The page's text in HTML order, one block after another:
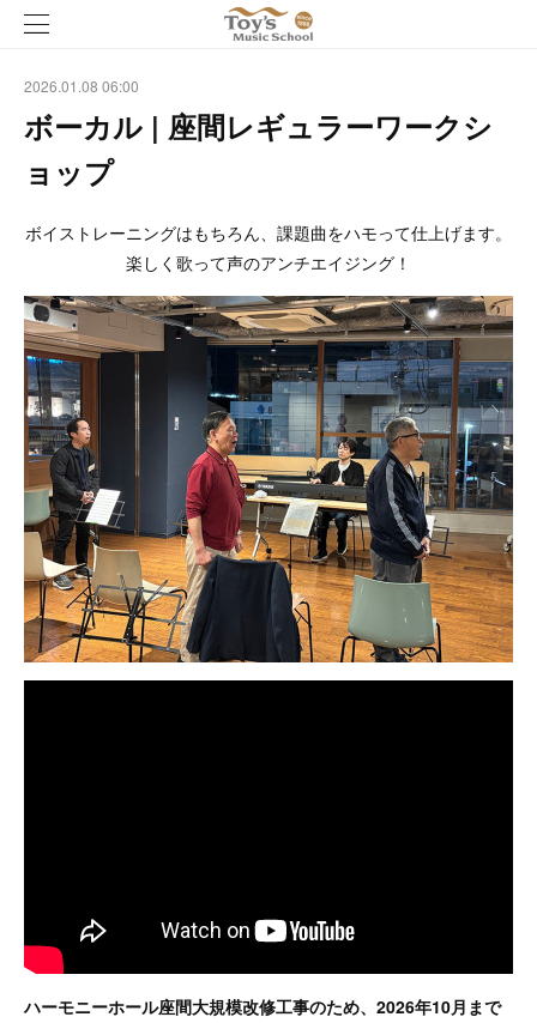
2026.01.08 06:00
ボーカル | 座間レギュラーワークシ
ョップ
ボイストレーニングはもちろん、課題曲をハモって仕上げます。
楽しく歌って声のアンチエイジング！
ハーモニーホール座間大規模改修工事のため、2026年10月まで